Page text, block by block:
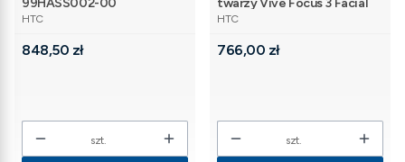
99HASS002-00
PRODUCENT
HTC
Cena
848,50 zł
szt.
twarzy Vive Focus 3 Facial
Tracker 99HATH004-00
PRODUCENT
HTC
Cena
766,00 zł
szt.